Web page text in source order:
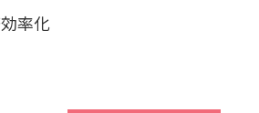
率化